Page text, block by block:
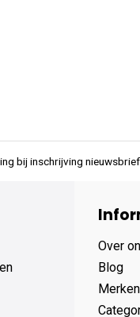
nieuwsbrief
Over
Blog
Merken